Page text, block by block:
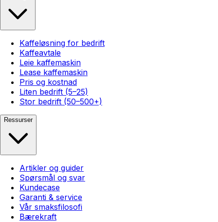
Kaffeløsning for bedrift
Kaffeavtale
Leie kaffemaskin
Lease kaffemaskin
Pris og kostnad
Liten bedrift (5–25)
Stor bedrift (50–500+)
Ressurser
Artikler og guider
Spørsmål og svar
Kundecase
Garanti & service
Vår smaksfilosofi
Bærekraft